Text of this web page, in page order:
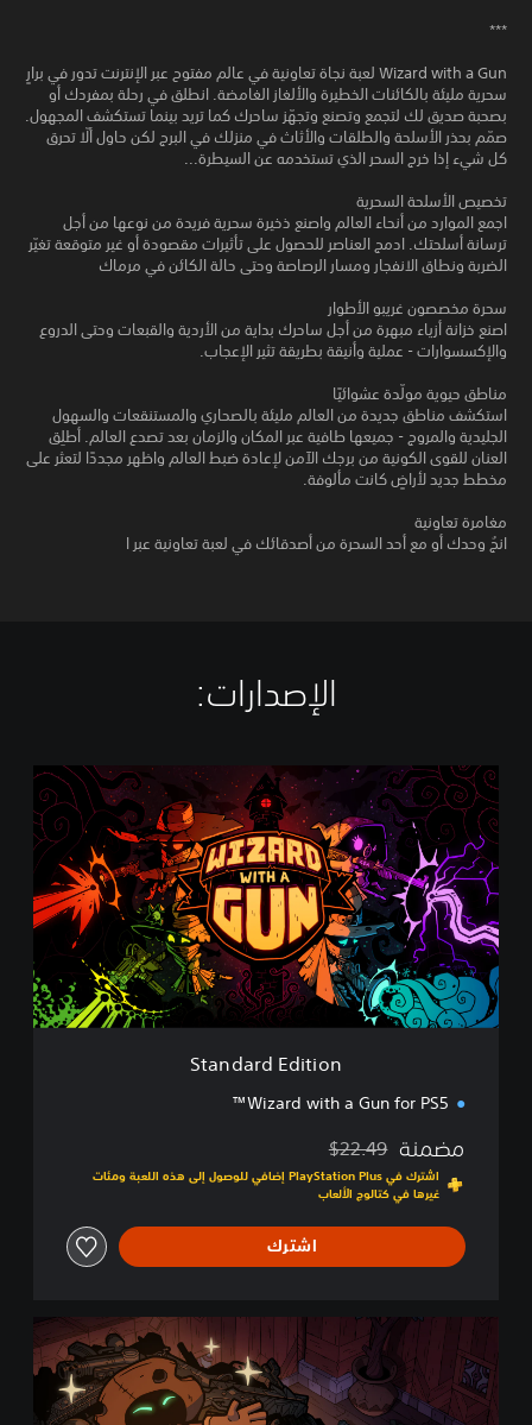
***
Wizard with a Gun لعبة نجاة تعاونية في عالم مفتوح عبر الإنترنت تدور في برارٍ
سحرية مليئة بالكائنات الخطيرة والألغاز الغامضة. انطلق في رحلة بمفردك أو
بصحبة صديق لك لتجمع وتصنع وتجهّز ساحرك كما تريد بينما تستكشف المجهول.
صمّم بحذر الأسلحة والطلقات والأثاث في منزلك في البرج لكن حاول ألّا تحرق
كل شيء إذا خرج السحر الذي تستخدمه عن السيطرة...
تخصيص الأسلحة السحرية
اجمع الموارد من أنحاء العالم واصنع ذخيرة سحرية فريدة من نوعها من أجل
ترسانة أسلحتك. ادمج العناصر للحصول على تأثيرات مقصودة أو غير متوقعة تغيّر
الضربة ونطاق الانفجار ومسار الرصاصة وحتى حالة الكائن في مرماك
سحرة مخصصون غريبو الأطوار
اصنع خزانة أزياء مبهرة من أجل ساحرك بداية من الأردية والقبعات وحتى الدروع
والإكسسوارات - عملية وأنيقة بطريقة تثير الإعجاب.
مناطق حيوية مولّدة عشوائيًا
استكشف مناطق جديدة من العالم مليئة بالصحاري والمستنقعات والسهول
الجليدية والمروج - جميعها طافية عبر المكان والزمان بعد تصدع العالم. أطلِق
العنان للقوى الكونية من برجك الآمن لإعادة ضبط العالم واظهر مجددًا لتعثر على
مخطط جديد لأراضٍ كانت مألوفة.
مغامرة تعاونية
انجُ وحدك أو مع أحد السحرة من أصدقائك في لعبة تعاونية عبر ا
الإصدارات:‏
S
t
a
n
d
a
d
E
d
i
t
Standard Edition
Wizard with a Gun for PS5™
مضمنة مخصوم من السعر الأصلي البالغ $22.49‏
$22.49
اشترك في PlayStation Plus إضافي للوصول إلى هذه اللعبة ومئات
غيرها في كتالوج الألعاب
اشترك
u
n